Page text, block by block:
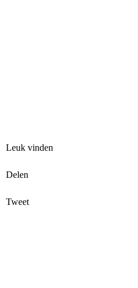
Leuk vinden
Delen
Tweet